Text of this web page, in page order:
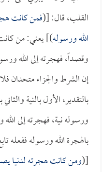
القلب، قال: [(فمن كانت
الله ورسوله)] يعني: من
وقصداً، فهجرته إلى الله
إن الشرط والجزاء متحدان
بالتقدير، الأول بالنية
ورسوله نية، فهجرته إلى
بالهجرة الله ورسوله ففعله
[(ومن كانت هجرته لدنيا